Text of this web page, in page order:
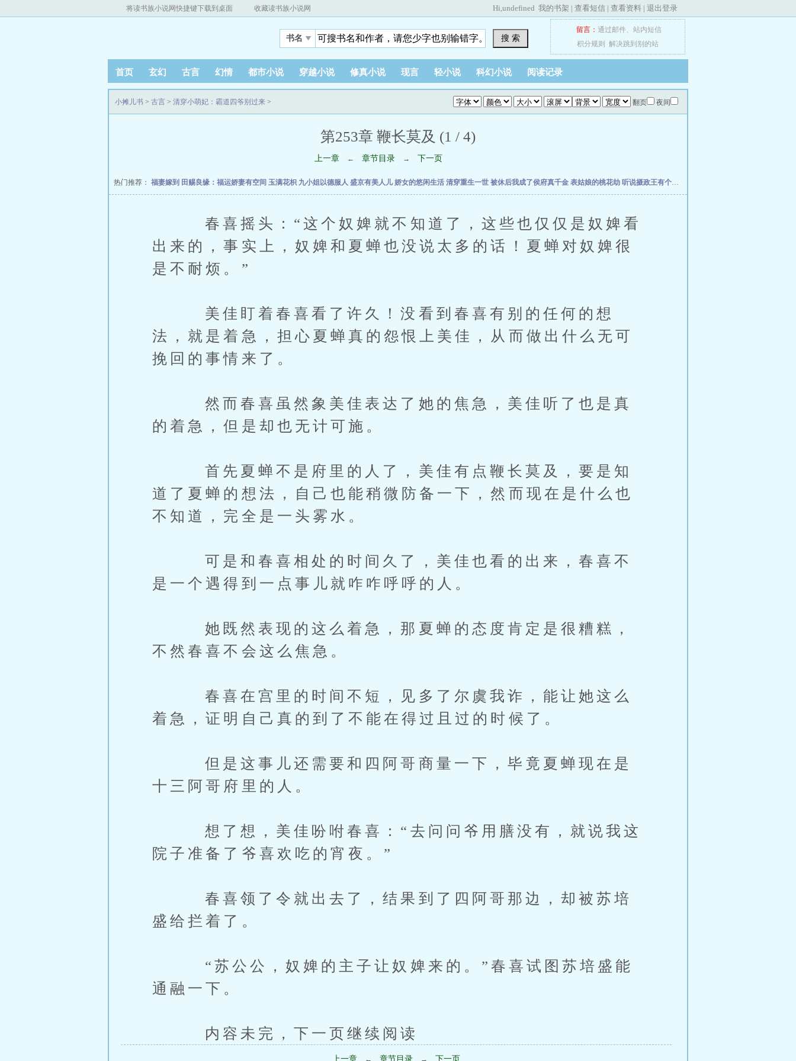
将读书族小说网快捷键下载到桌面 收藏读书族小说网 Hi,undefined 我的书架 | 查看短信 | 查看资料 | 退出登录
书名 搜 索
留言： 通过邮件、 站内短信
积分规则
解决跳到别的站
首页 玄幻 古言 幻情 都市小说 穿越小说 修真小说 现言 轻小说 科幻小说 阅读记录
翻页 夜间
小摊儿书 > 古言 > 清穿小萌妃：霸道四爷别过来 >
第253章 鞭长莫及 (1 / 4)
上一章 ← 章节目录 → 下一页
热门推荐： 福妻嫁到 田赐良缘：福运娇妻有空间 玉满花枳 九小姐以德服人 盛京有美人儿娇女的悠闲生活 清穿重生一世 被休后我成了侯府真千金 表姑娘的桃花劫 听说摄政王有个秘密
春喜摇头：“这个奴婢就不知道了，这些也仅仅是奴婢看
出来的，事实上，奴婢和夏蝉也没说太多的话！夏蝉对奴婢很
是不耐烦。”
美佳盯着春喜看了许久！没看到春喜有别的任何的想
法，就是着急，担心夏蝉真的怨恨上美佳，从而做出什么无可
挽回的事情来了。
然而春喜虽然象美佳表达了她的焦急，美佳听了也是真
的着急，但是却也无计可施。
首先夏蝉不是府里的人了，美佳有点鞭长莫及，要是知
道了夏蝉的想法，自己也能稍微防备一下，然而现在是什么也
不知道，完全是一头雾水。
可是和春喜相处的时间久了，美佳也看的出来，春喜不
是一个遇得到一点事儿就咋咋呼呼的人。
她既然表现的这么着急，那夏蝉的态度肯定是很糟糕，
不然春喜不会这么焦急。
春喜在宫里的时间不短，见多了尔虞我诈，能让她这么
着急，证明自己真的到了不能在得过且过的时候了。
但是这事儿还需要和四阿哥商量一下，毕竟夏蝉现在是
十三阿哥府里的人。
想了想，美佳吩咐春喜：“去问问爷用膳没有，就说我这
院子准备了爷喜欢吃的宵夜。”
春喜领了令就出去了，结果到了四阿哥那边，却被苏培
盛给拦着了。
“苏公公，奴婢的主子让奴婢来的。”春喜试图苏培盛能
通融一下。
内容未完，下一页继续阅读
上一章 ← 章节目录 → 下一页